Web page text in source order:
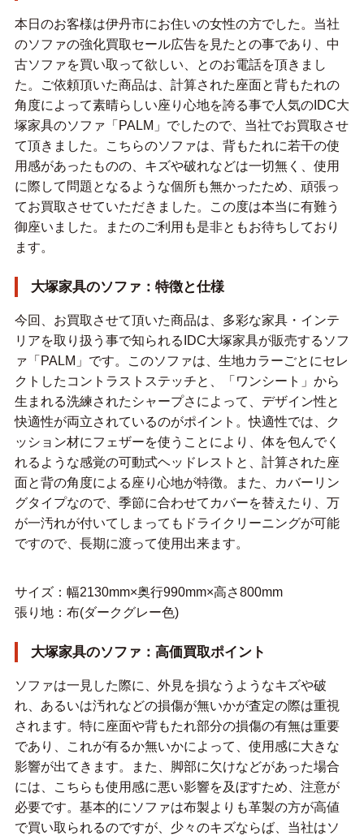
本日のお客様は伊丹市にお住いの女性の方でした。当社
のソファの強化買取セール広告を見たとの事であり、中
古ソファを買い取って欲しい、とのお電話を頂きまし
た。ご依頼頂いた商品は、計算された座面と背もたれの
角度によって素晴らしい座り心地を誇る事で人気のIDC大
塚家具のソファ「PALM」でしたので、当社でお買取させ
て頂きました。こちらのソファは、背もたれに若干の使
用感があったものの、キズや破れなどは一切無く、使用
に際して問題となるような個所も無かったため、頑張っ
てお買取させていただきました。この度は本当に有難う
御座いました。またのご利用も是非ともお待ちしており
ます。
大塚家具のソファ：特徴と仕様
今回、お買取させて頂いた商品は、多彩な家具・インテ
リアを取り扱う事で知られるIDC大塚家具が販売するソフ
ァ「PALM」です。このソファは、生地カラーごとにセレ
クトしたコントラストステッチと、「ワンシート」から
生まれる洗練されたシャープさによって、デザイン性と
快適性が両立されているのがポイント。快適性では、ク
ッション材にフェザーを使うことにより、体を包んでく
れるような感覚の可動式ヘッドレストと、計算された座
面と背の角度による座り心地が特徴。また、カバーリン
グタイプなので、季節に合わせてカバーを替えたり、万
が一汚れが付いてしまってもドライクリーニングが可能
ですので、長期に渡って使用出来ます。
サイズ：幅2130mm×奥行990mm×高さ800mm
張り地：布(ダークグレー色)
大塚家具のソファ：高価買取ポイント
ソファは一見した際に、外見を損なうようなキズや破
れ、あるいは汚れなどの損傷が無いかが査定の際は重視
されます。特に座面や背もたれ部分の損傷の有無は重要
であり、これが有るか無いかによって、使用感に大きな
影響が出てきます。また、脚部に欠けなどがあった場合
には、こちらも使用感に悪い影響を及ぼすため、注意が
必要です。基本的にソファは布製よりも革製の方が高値
で買い取られるのですが、少々のキズならば、当社はソ